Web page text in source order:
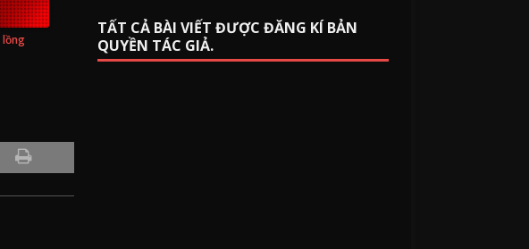
lồng
TẤT CẢ BÀI VIẾT ĐƯỢC ĐĂNG KÍ BẢN
QUYỀN TÁC GIẢ.